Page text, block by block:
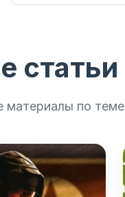
статьи
материалы по теме